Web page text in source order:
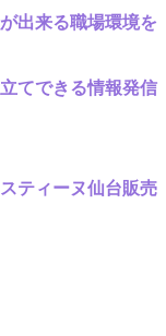
出来る職場環境を
てできる情報発信
ティーヌ仙台販売